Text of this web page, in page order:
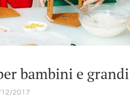
bambini e grandi
2017